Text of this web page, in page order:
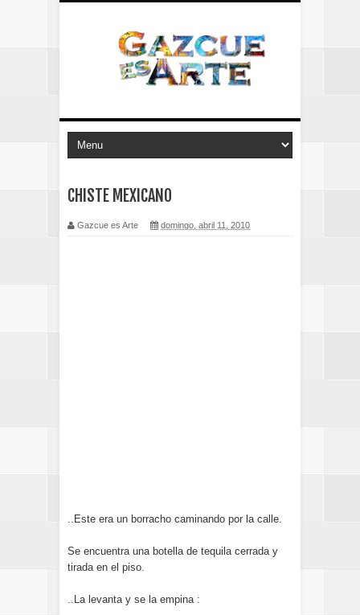
CHISTE MEXICANO
Gazcue es Arte domingo, abril 11, 2010
..Este era un borracho caminando por la calle.
Se encuentra una botella de tequila cerrada y
tirada en el piso.
..La levanta y se la empina :